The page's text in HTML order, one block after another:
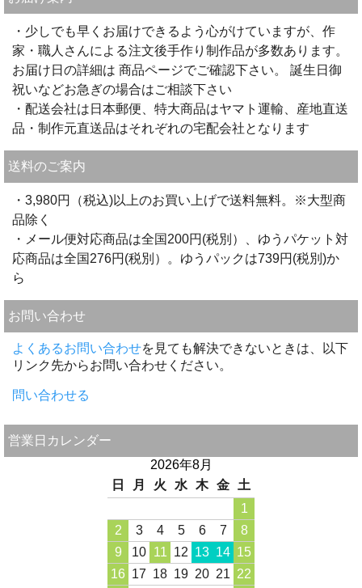
・少しでも早くお届けできるよう心がけていますが、作
家・職人さんによる注文後手作り制作品が多数あります。
お届け日の詳細は 商品ページでご確認下さい。 誕生日御
祝いなどお急ぎの場合はご相談下さい
・配送会社は日本郵便、特大商品はヤマト運輸、産地直送
品・制作元直送品はそれぞれの宅配会社となります
送料のご案内
・3,980円（税込)以上のお買い上げで送料無料。※大型商
品除く
・メール便対応商品は全国200円(税別）、ゆうパケット対
応商品は全国276円(税別）。ゆうパックは739円(税別)か
ら
お問い合わせ
よくあるお問い合わせを見ても解決できないときは、以下
リンク先からお問い合わせください。
問い合わせる
営業日カレンダー
2026年8月
日
月 火 水 木 金
土
1
2
3 4 5 6 7
8
9
10 11 12 13 14 15
16 17 18 19 20 21 22